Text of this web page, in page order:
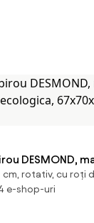
DESMOND,
67x70x112/
cm, rotativ, cu roți
e-shop-uri